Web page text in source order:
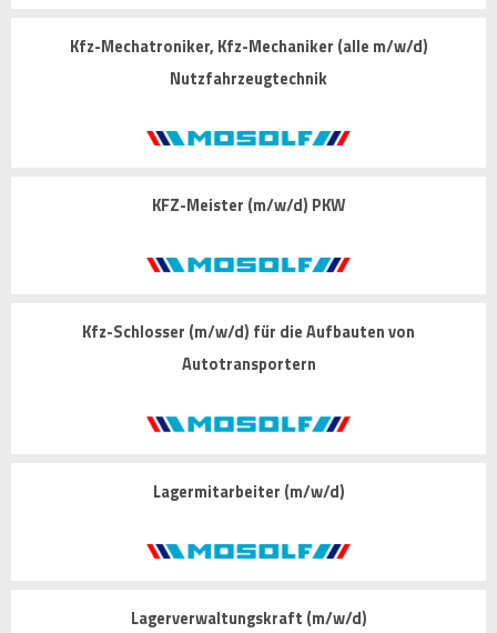
Kfz-Mechatroniker, Kfz-Mechaniker (alle m/w/d)
Nutzfahrzeugtechnik
KFZ-Meister (m/w/d) PKW
Kfz-Schlosser (m/w/d) für die Aufbauten von
Autotransportern
Lagermitarbeiter (m/w/d)
Lagerverwaltungskraft (m/w/d)